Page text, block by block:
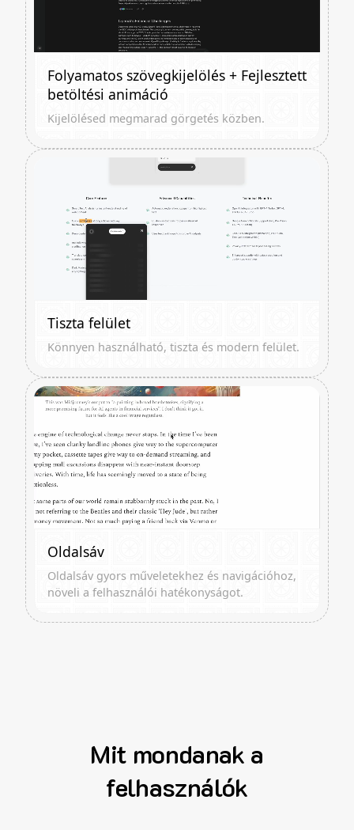
Folyamatos szövegkijelölés + Fejlesztett
betöltési animáció
Kijelölésed megmarad görgetés közben.
Tiszta felület
Könnyen használható, tiszta és modern felület.
Oldalsáv
Oldalsáv gyors műveletekhez és navigációhoz,
növeli a felhasználói hatékonyságot.
Mit mondanak a
felhasználók